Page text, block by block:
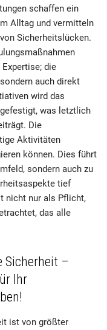
schaffen ein
Alltag und vermitteln
Sicherheitslücken.
die
auch direkt
wird das
was letztlich
Die
Aktivitäten
können. Dies führt
sondern auch zu
tief
nicht nur als Pflicht,
das alle
Sicherheit –
Ihr
ist von größter